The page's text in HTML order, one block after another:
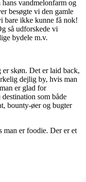
vandmelonfarm og
besøgte vi den gamle
bare ikke kunne få nok!
så udforskede vi
bydele m.v.
skøn. Det er laid back,
dejlig by, hvis man
er glad for
som både
bounty-øer og bugter
man er foodie. Der er et